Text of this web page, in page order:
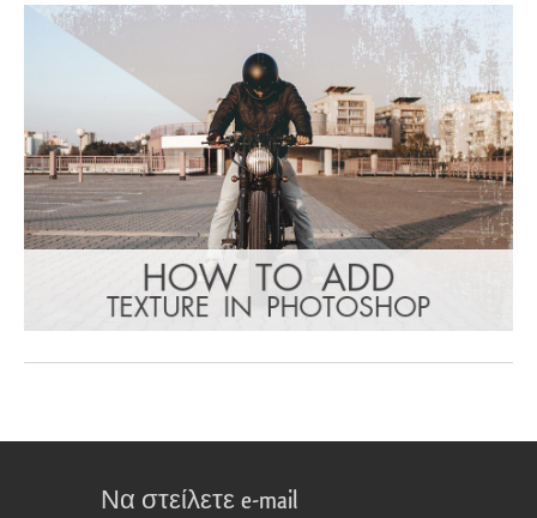
Να στείλετε e-mail